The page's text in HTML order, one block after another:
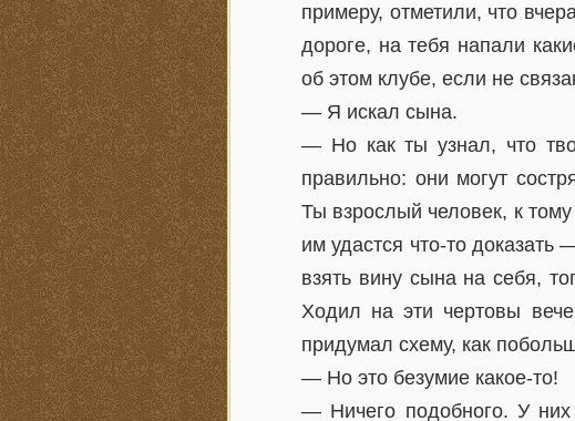
примеру, отметили, что
дороге, на тебя напали
об этом клубе, если не
— Я искал сына.
— Но как ты узнал, что
правильно: они могут
Ты взрослый человек, к
им удастся что-то доказать
взять вину сына на себя,
Ходил на эти чертовы
придумал схему, как
— Но это безумие какое-то!
— Ничего подобного. У